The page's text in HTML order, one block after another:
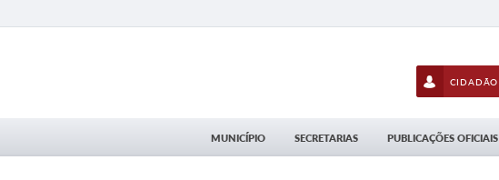
CIDADÃO
MUNICÍPIO SECRETARIAS PUBLICAÇÕES OFICIAIS